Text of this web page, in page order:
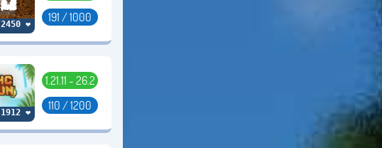
2450 ❤
191 / 1000
1912 ❤
1.21.11 - 26.2
110 / 1200